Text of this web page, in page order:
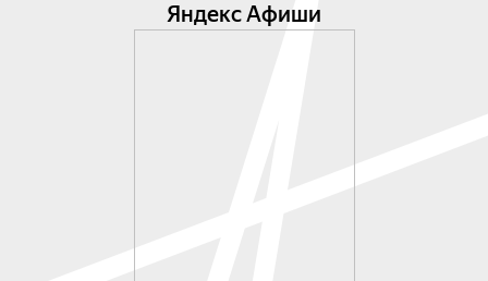
Яндекс Афиши